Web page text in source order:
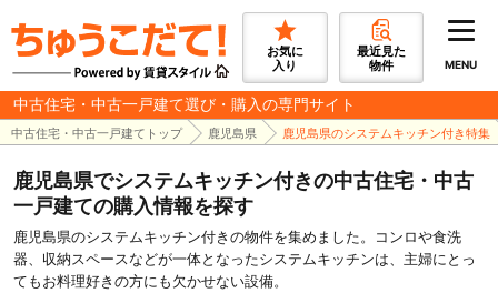
お気に
入り
最近見た
物件
MENU
中古住宅・中古一戸建て選び・購入の専門サイト
中古住宅・中古一戸建てトップ 鹿児島県 鹿児島県のシステムキッチン付き特集
鹿児島県でシステムキッチン付きの中古住宅・中古
一戸建ての購入情報を探す
鹿児島県のシステムキッチン付きの物件を集めました。コンロや食洗
器、収納スペースなどが一体となったシステムキッチンは、主婦にとっ
てもお料理好きの方にも欠かせない設備。